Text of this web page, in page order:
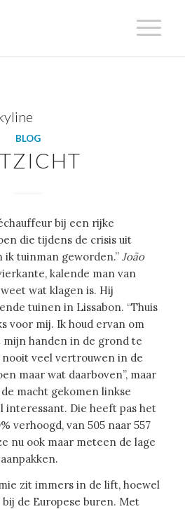
BLOG
bij een rijke
die tijdens de crisis uit
tuinman geworden.” João
kalende man van
wat klagen is. Hij
tuinen in Lissabon. “Thuis
voor mij. Ik houd ervan om
handen in de grond te
nooit veel vertrouwen in de
maar wat daarboven”, maar
macht gekomen linkse
interessant. Die heeft pas het
verhoogd, van 505 naar 557
nu ook maar meteen de lage
zit immers in de lift, hoewel
de Europese buren. Met